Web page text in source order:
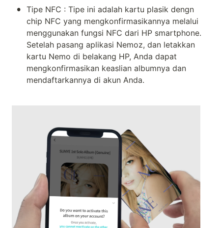
• Tipe NFC : Tipe ini adalah kartu plasik dengn
chip NFC yang mengkonfirmasikannya melalui
menggunakan fungsi NFC dari HP smartphone.
Setelah pasang aplikasi Nemoz, dan letakkan
kartu Nemo di belakang HP, Anda dapat
mengkonfirmasikan keaslian albumnya dan
mendaftarkannya di akun Anda.